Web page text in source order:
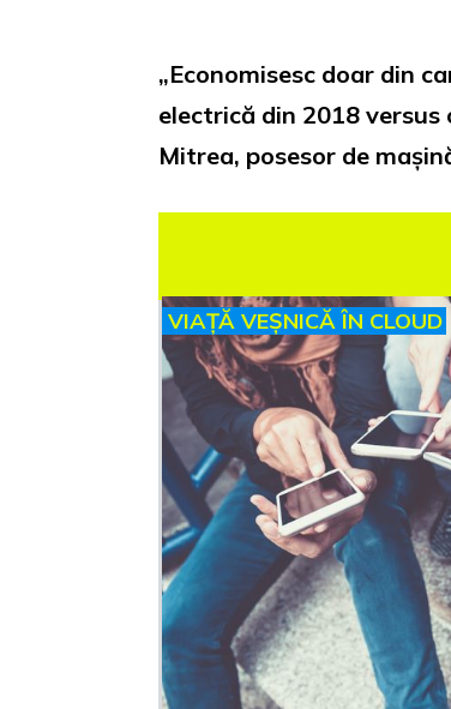
„Economisesc doar din
electrică din 2018 versus
Mitrea, posesor de
VIAȚĂ VEȘNICĂ ÎN CLOUD